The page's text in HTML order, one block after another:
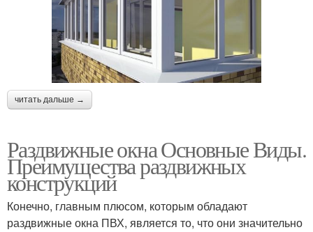
читать дальше →
Раздвижные окна Основные Виды.
Преимущества раздвижных
конструкций
Конечно, главным плюсом, которым обладают
раздвижные окна ПВХ, является то, что они значительно